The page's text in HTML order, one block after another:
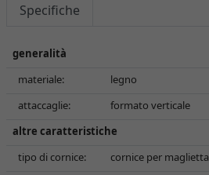
Specifiche
generalità
materiale:
legno
attaccaglie:
formato verticale
altre caratteristiche
tipo di cornice:
cornice per maglietta